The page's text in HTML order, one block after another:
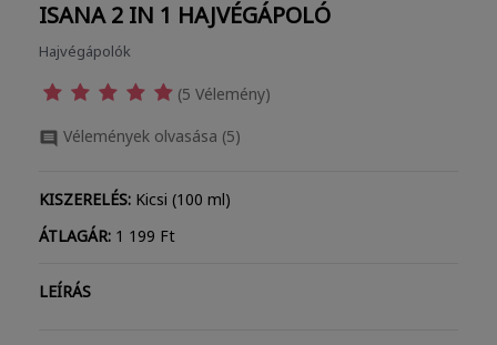
ISANA 2 IN 1 HAJVÉGÁPOLÓ
Hajvégápolók
(5 Vélemény)
 Vélemények olvasása (5)
KISZERELÉS: Kicsi (100 ml)
ÁTLAGÁR: 1 199 Ft
LEÍRÁS